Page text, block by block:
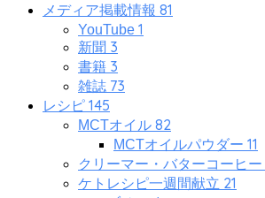
メディア掲載情報 81
YouTube 1
新聞 3
書籍 3
雑誌 73
レシピ 145
MCTオイル 82
MCTオイルパウダー 11
クリーマー・バターコーヒー
ケトレシピ一週間献立 21